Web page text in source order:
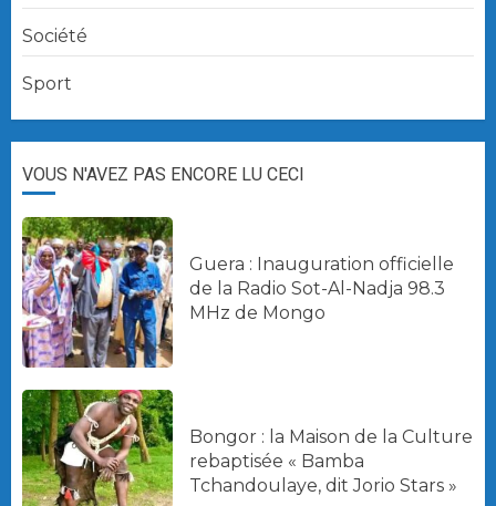
Société
Sport
VOUS N'AVEZ PAS ENCORE LU CECI
Guera : Inauguration officielle
de la Radio Sot-Al-Nadja 98.3
MHz de Mongo
Bongor : la Maison de la Culture
rebaptisée « Bamba
Tchandoulaye, dit Jorio Stars »